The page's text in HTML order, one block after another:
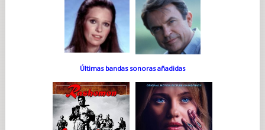
Últimas bandas sonoras añadidas